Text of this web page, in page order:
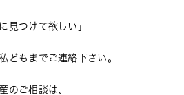
見つけて欲しい」
どもまでご連絡下さい。
のご相談は、